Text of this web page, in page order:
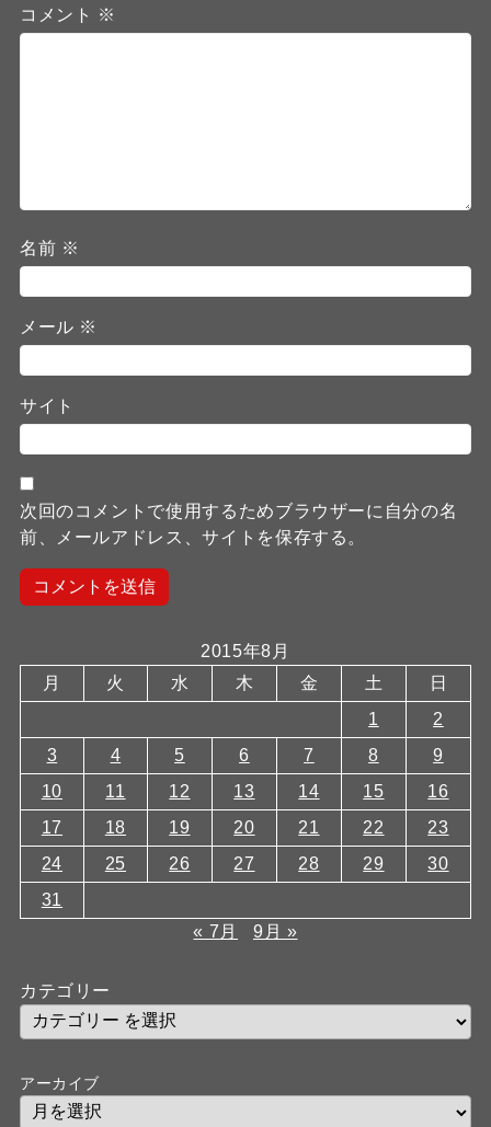
コメント ※
名前 ※
メール ※
サイト
次回のコメントで使用するためブラウザーに自分の名
前、メールアドレス、サイトを保存する。
2015年8月
月
火 水 木 金 土
日
1
2
3
4 5 6 7 8
9
10
11 12 13 14 15
16
17
18 19 20 21 22
23
24
25 26 27 28 29
30
31
« 7月
9月 »
カテゴリー
アーカイブ